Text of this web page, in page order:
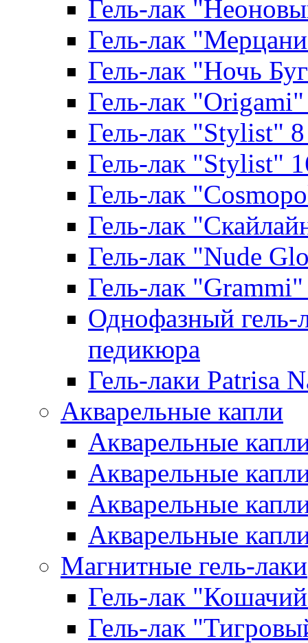
Гель-лак
Гель-лак
Гель-лак "Ночь
Гель-лак
Гель-лак "Stylist"
Гель-лак "Stylist"
Гель-лак
Гель-лак
Гель-лак "Nude
Гель-лак
Однофазный
педикюра
Гель-лаки Patrisa
Акварельные капли
Акварельные
Акварельные
Акварельные
Акварельные
Магнитные гель-лаки
Гель-лак
Гель-лак